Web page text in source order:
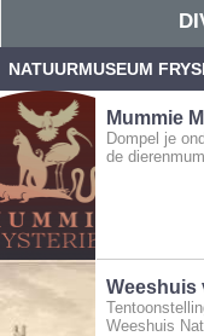
NATUURMUSEUM
Mummie
Dompel je
de
Weeshuis
Weeshuis